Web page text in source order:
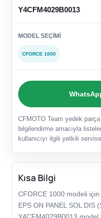
Y4CFM4029B0013
MODEL SEÇIMI
CFORCE 1000
CFMOTO Team yedek
bilgilendirme amacıyla
kullanıcıyı ilgili yetkili
Kısa Bilgi
CFORCE 1000 modeli
EPS ON PANEL SOL DIS